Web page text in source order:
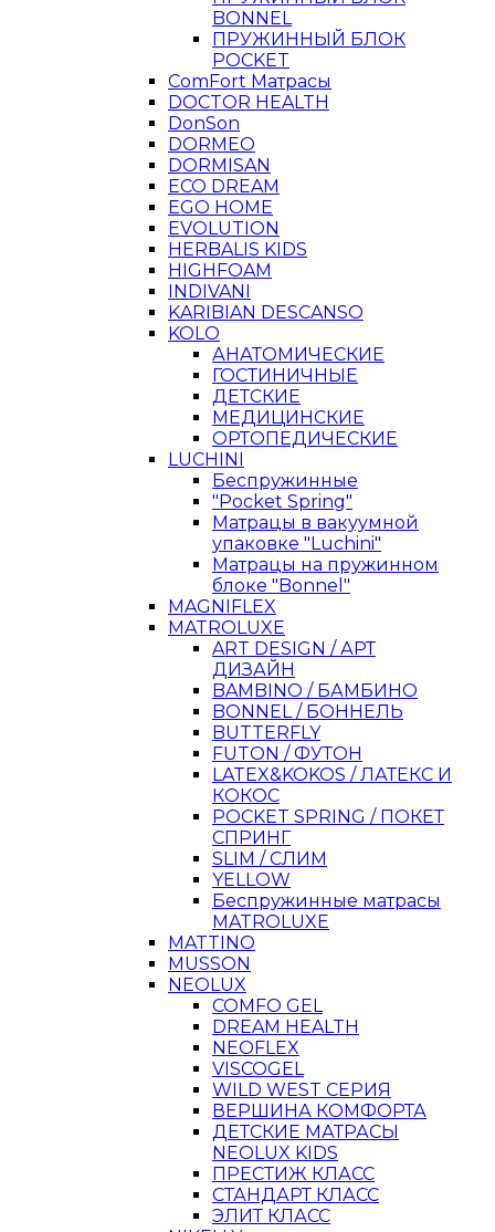
BONNEL
ПРУЖИННЫЙ БЛОК
POCKET
ComFort Матрасы
DOCTOR HEALTH
DonSon
DORMEO
DORMISAN
ECO DREAM
EGO HOME
EVOLUTION
HERBALIS KIDS
HIGHFOAM
INDIVANI
KARIBIAN DESCANSO
KOLO
АНАТОМИЧЕСКИЕ
ГОСТИНИЧНЫЕ
ДЕТСКИЕ
МЕДИЦИНСКИЕ
ОРТОПЕДИЧЕСКИЕ
LUCHINI
Беспружинные
"Pocket Spring"
Матрацы в вакуумной
упаковке "Luchini"
Матрацы на пружинном
блоке "Bonnel"
MAGNIFLEX
MATROLUXE
ART DESIGN / АРТ
ДИЗАЙН
BAMBINO / БАМБИНО
BONNEL / БОННЕЛЬ
BUTTERFLY
FUTON / ФУТОН
LATEX&KOKOS / ЛАТЕКС И
КОКОС
POCKET SPRING / ПОКЕТ
СПРИНГ
SLIM / СЛИМ
YELLOW
Беспружинные матрасы
MATROLUXE
MATTINO
MUSSON
NEOLUX
COMFO GEL
DREAM HEALTH
NEOFLEX
VISCOGEL
WILD WEST СЕРИЯ
ВЕРШИНА КОМФОРТА
ДЕТСКИЕ МАТРАСЫ
NEOLUX KIDS
ПРЕСТИЖ КЛАСС
СТАНДАРТ КЛАСС
ЭЛИТ КЛАСС